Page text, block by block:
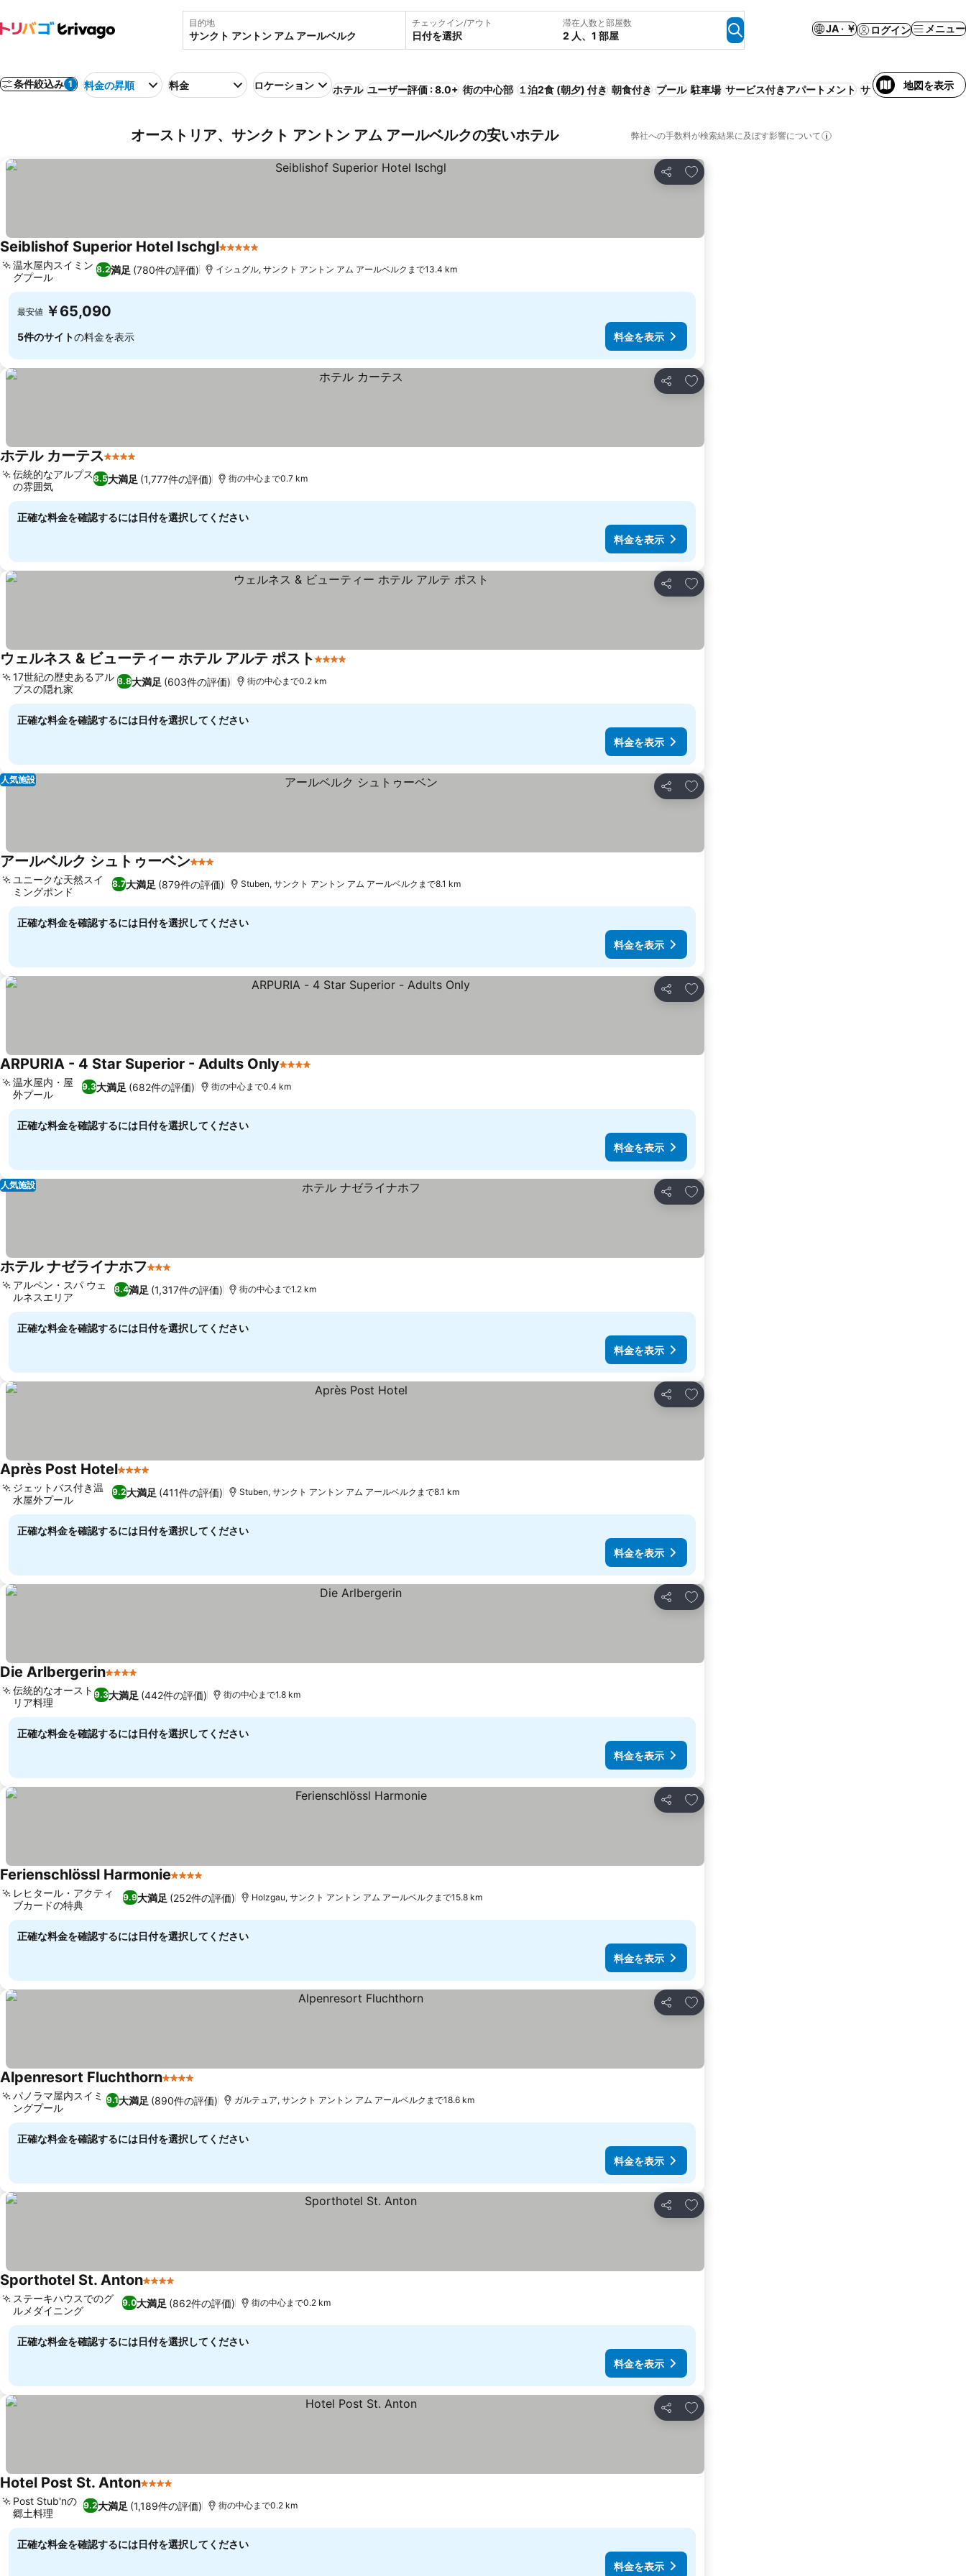
目的地 チェックイン/アウト
日付を選択
滞在人数と部屋数
2 人、1 部屋
JA · ￥ ログイン メニュー
条件絞込み 1 料金の昇順 料金 ロケーション ホテル ユーザー評価 : 8.0+ 街の中心部 １泊2食 (朝夕) 付き 朝食付き プール 駐車場 サービス付きアパートメント サウナ ペット可 スパ
地図を表示
オーストリア、サンクト アントン アム アールベルクの安いホテル 弊社への手数料が検索結果に及ぼす影響について
シェア
お気に入りに追加
Seiblishof Superior Hotel Ischgl5 ホテルのランク
8.2満足 (780件の評価)
温水屋内スイミン
グプール
イシュグル, サンクト アントン アム アールベルクまで13.4 km
最安値 ￥65,090
5件のサイトの料金を表示 料金を表示
シェア
お気に入りに追加
ホテル カーテス4 ホテルのランク
8.5大満足 (1,777件の評価)
伝統的なアルプス
の雰囲気
街の中心まで0.7 km
正確な料金を確認するには日付を選択してください
料金を表示
シェア
お気に入りに追加
ウェルネス & ビューティー ホテル アルテ ポスト 4 ホテルのランク
8.8大満足 (603件の評価)
17世紀の歴史あるアル
プスの隠れ家
街の中心まで0.2 km
正確な料金を確認するには日付を選択してください
料金を表示
シェア
お気に入りに追加
人気施設
アールベルク シュトゥーベン3 ホテルのランク
8.7大満足 (879件の評価)
ユニークな天然スイ
ミングポンド
Stuben, サンクト アントン アム アールベルクまで8.1 km
正確な料金を確認するには日付を選択してください
料金を表示
シェア
お気に入りに追加
ARPURIA - 4 Star Superior - Adults Only4 ホテルのランク
9.3大満足 (682件の評価)
温水屋内・屋
外プール
街の中心まで0.4 km
正確な料金を確認するには日付を選択してください
料金を表示
シェア
お気に入りに追加
人気施設
ホテル ナゼライナホフ3 ホテルのランク
8.4満足 (1,317件の評価)
アルペン・スパ ウェ
ルネスエリア
街の中心まで1.2 km
正確な料金を確認するには日付を選択してください
料金を表示
シェア
お気に入りに追加
Après Post Hotel4 ホテルのランク
9.2大満足 (411件の評価)
ジェットバス付き温
水屋外プール
Stuben, サンクト アントン アム アールベルクまで8.1 km
正確な料金を確認するには日付を選択してください
料金を表示
シェア
お気に入りに追加
Die Arlbergerin4 ホテルのランク
9.3大満足 (442件の評価)
伝統的なオースト
リア料理
街の中心まで1.8 km
正確な料金を確認するには日付を選択してください
料金を表示
シェア
お気に入りに追加
Ferienschlössl Harmonie4 ホテルのランク
9.9大満足 (252件の評価)
レヒタール・アクティ
ブカードの特典
Holzgau, サンクト アントン アム アールベルクまで15.8 km
正確な料金を確認するには日付を選択してください
料金を表示
シェア
お気に入りに追加
Alpenresort Fluchthorn4 ホテルのランク
9.1大満足 (890件の評価)
パノラマ屋内スイミ
ングプール
ガルテュア, サンクト アントン アム アールベルクまで18.6 km
正確な料金を確認するには日付を選択してください
料金を表示
シェア
お気に入りに追加
Sporthotel St. Anton4 ホテルのランク
9.0大満足 (862件の評価)
ステーキハウスでのグ
ルメダイニング
街の中心まで0.2 km
正確な料金を確認するには日付を選択してください
料金を表示
シェア
お気に入りに追加
Hotel Post St. Anton4 ホテルのランク
9.2大満足 (1,189件の評価)
Post Stub'nの
郷土料理
街の中心まで0.2 km
正確な料金を確認するには日付を選択してください
料金を表示